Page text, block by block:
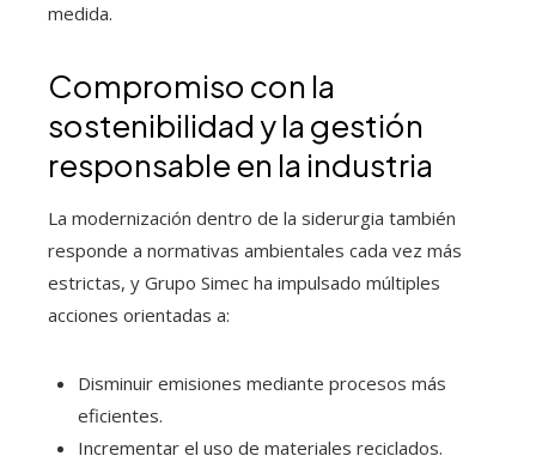
medida.
Compromiso con la
sostenibilidad y la gestión
responsable en la industria
La modernización dentro de la siderurgia también
responde a normativas ambientales cada vez más
estrictas, y Grupo Simec ha impulsado múltiples
acciones orientadas a:
Disminuir emisiones mediante procesos más
eficientes.
Incrementar el uso de materiales reciclados.